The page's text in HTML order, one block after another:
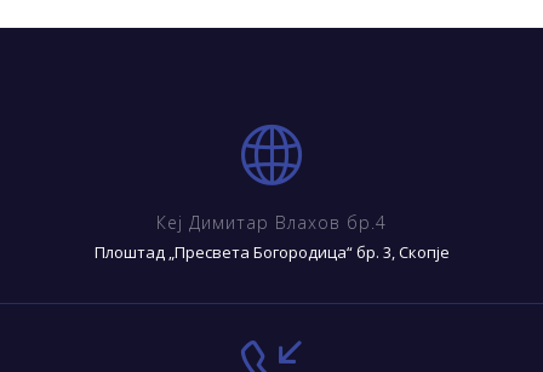
Кеј Димитар Влахов бр.4
Плоштад „Пресвета Богородица“ бр. 3, Скопје